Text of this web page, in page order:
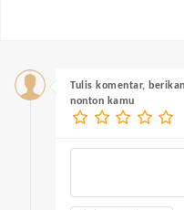
Tulis komentar,
nonton kamu